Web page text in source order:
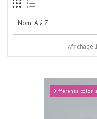
Nom, A à Z
Affichage
Différents coloris